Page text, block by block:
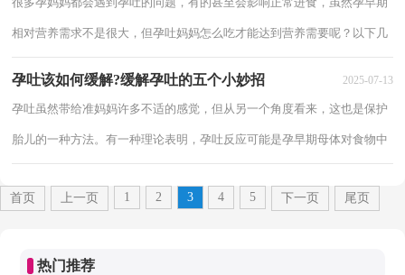
相对营养需求不是很大，但孕吐妈妈怎么吃才能达到营养需要呢？以下几
孕吐该如何缓解?缓解孕吐的五个小妙招 2025-07-13
孕吐虽然带给准妈妈许多不适的感觉，但从另一个角度看来，这也是保护
胎儿的一种方法。有一种理论表明，孕吐反应可能是孕早期母体对食物中
首页 上一页 1 2 3 4 5 下一页 尾页
热门推荐